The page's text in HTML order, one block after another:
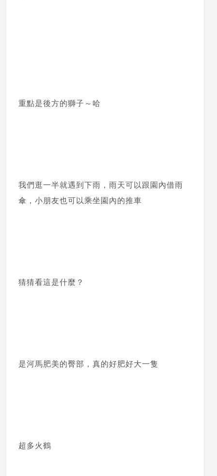
重點是後方的獅子～哈
我們逛一半就遇到下雨，雨天可以跟園內借雨
傘，小朋友也可以乘坐園內的推車
猜猜看這是什麼？
是河馬肥美的臀部，真的好肥好大一隻
超多火鶴